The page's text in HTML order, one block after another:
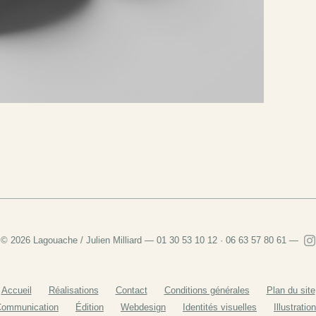
© 2026 Lagouache / Julien Milliard — 01 30 53 10 12 · 06 63 57 80 61 —
Accueil Réalisations Contact Conditions générales
Plan du site
Édition Webdesign Identités visuelles